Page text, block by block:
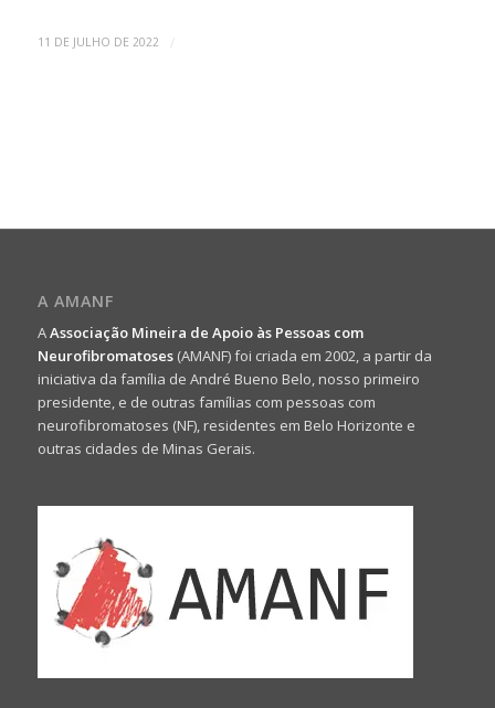
11 DE JULHO DE 2022 /
A AMANF
AAssociação Mineira de Apoio às Pessoas com
Neurofibromatoses(AMANF) foi criada em 2002, a partir da
iniciativa da família de André Bueno Belo, nosso primeiro
presidente, e de outras famílias com pessoas com
neurofibromatoses (NF), residentes em Belo Horizonte e
outras cidades de Minas Gerais.